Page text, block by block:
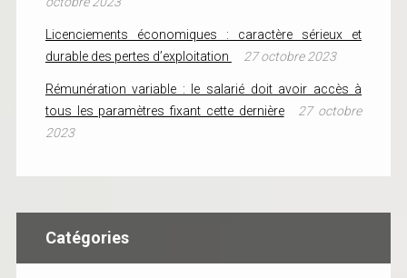
Licenciements économiques : caractère sérieux et
durable des pertes d’exploitation
27 octobre 2023
Rémunération variable : le salarié doit avoir accès à
tous les paramètres fixant cette dernière
27 octobre
2023
Catégories